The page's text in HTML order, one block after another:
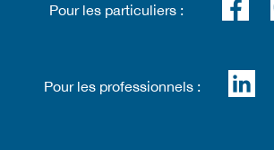
Pour les particuliers :
Pour les professionnels :